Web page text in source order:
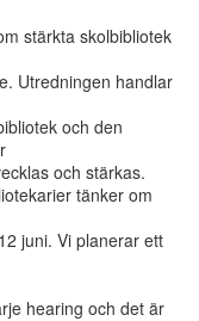
stärkta skolbibliotek
Utredningen handlar
och den
och stärkas.
tänker om
juni. Vi planerar ett
hearing och det är